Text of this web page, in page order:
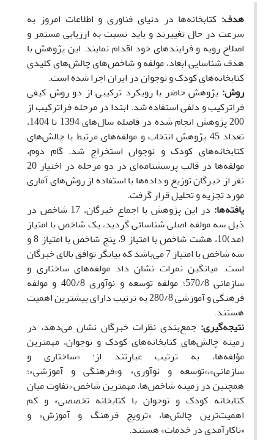
هدف: کتابخانه‌ها در دنیای فناوری و اطلاعات امروز به
سرعت در حال تغییرند و باید نسبت به ارزیابی مستمر و
اصلاح رویه و فرایندهای خود اقدام نمایند. این پژوهش با
هدف شناسایی ابعاد، مولفه‌ و شاخص‌های چالش‌های کلیدی
کتابخانه‌های کودک و نوجوان در ایران اجرا شده است.
روش: پژوهش حاضر با رویکرد ترکیبی از دو روش کیفی
فراترکیب و دلفی استفاده شد. ابتدا در مرحله فراترکیب از
200 پژوهش انجام شده در فاصله سال‌های 1394 تا 1404،
تعداد 45 پژوهش انتخاب و مولفه‌های مرتبط با چالش‌های
کتابخانه‌های کودک و نوجوان استخراج شد. گام دوم،
مولفه‌ها در قالب پرسشنامه‌ای در دو مرحله در اختیار 20
نفر از خبرگان توزیع و داده‌ها با استفاده از روش‌های آماری
مورد تجزیه و تحلیل قرار گرفت.
یافته‌ها:
در این پژوهش با اجماع خبرگان، 17 شاخص در
ذیل سه مولفه اصلی شناسائی گردید، یک شاخص با امتیاز
(مد)10، هشت شاخص با امتیاز 9، پنج شاخص با امتیاز 8 و
سه شاخص با امتیاز 7 می‌باشد که بیانگر توافق بالای خبرگان
است. میانگین نمرات نشان داد مولفه‌های ساختاری و
سازمانی 570/8؛ مولفه توسعه و نوآوری 400/8 و مولفه
فرهنگی و آموزشی 280/8 به ترتیب دارای بیشترین اهمیت
هستند.
نتیجه‌گیری: جمع‌بندی نظرات خبرگان نشان می‌دهد، در
زمینه چالش‌های کتابخانه‌های کودک و نوجوان، مهمترین
مؤلفه‌ها، به ترتیب عبارتند از: «ساختاری و
سازمانی»،«توسعه و نو‌آوری» و«فرهنگی و آموزشی»؛
همچنین در زمینه شاخص‌ها، مهمترین شاخص «تفاوت میان
کتابخانه کودک و نوحوان با کتابخانه تخصصی» و کم
اهمیت‌ترین چالش‌ها، «ترویج فرهنگ و آموزش» و
«ناکارآمدی در خدمات» هستند.